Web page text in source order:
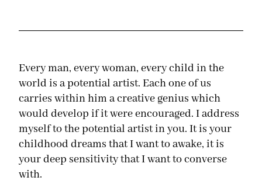
Every man, every woman, every child in the
world is a potential artist. Each one of us
carries within him a creative genius which
would develop if it were encouraged. I address
myself to the potential artist in you. It is your
childhood dreams that I want to awake, it is
your deep sensitivity that I want to converse
with.